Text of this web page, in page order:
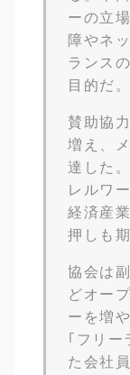
ーの立
障やネ
ランス
目的だ。
賛助協
増え、
達した
レルワ
経済産
押しも
協会は
どオー
ーを増
｢フリー
た会社